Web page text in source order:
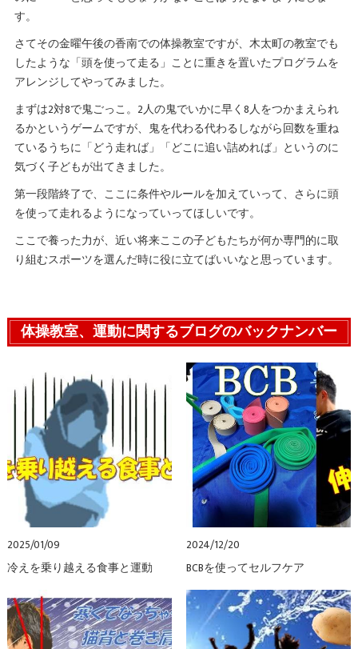
す。
さてその金曜午後の香南での体操教室ですが、木太町の教室でも
したような「頭を使って走る」ことに重きを置いたプログラムを
アレンジしてやってみました。
まずは2対8で鬼ごっこ。2人の鬼でいかに早く8人をつかまえられ
るかというゲームですが、鬼を代わる代わるしながら回数を重ね
ているうちに「どう走れば」「どこに追い詰めれば」というのに
気づく子どもが出てきました。
第一段階終了で、ここに条件やルールを加えていって、さらに頭
を使って走れるようになっていってほしいです。
ここで養った力が、近い将来ここの子どもたちが何か専門的に取
り組むスポーツを選んだ時に役に立てばいいなと思っています。
体操教室、運動に関するブログのバックナンバー
2025/01/09
冷えを乗り越える食事と運動
2024/12/20
BCBを使ってセルフケア